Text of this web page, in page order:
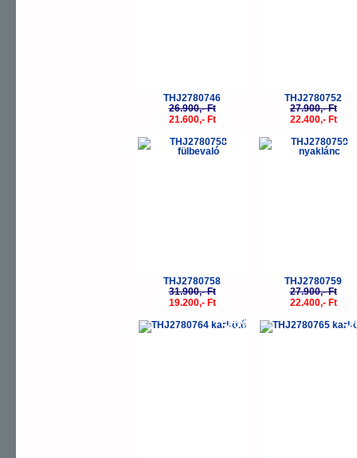
THJ2780746
26.900,- Ft
21.600,- Ft
THJ2780752
27.900,- Ft
22.400,- Ft
-40%
THJ2780758
31.900,- Ft
19.200,- Ft
-
THJ2780759
27.900,- Ft
22.400,- Ft
-20% -